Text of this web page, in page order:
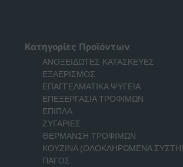
Κατηγορίες Προϊόντων
ΑΝΟΞΕΙΔΩΤΕΣ ΚΑΤΑΣΚΕΥΕΣ
ΕΞΑΕΡΙΣΜΟΣ
ΕΠΑΓΓΕΛΜΑΤΙΚΑ ΨΥΓΕΙΑ
ΕΠΕΞΕΡΓΑΣΙΑ ΤΡΟΦΙΜΩΝ
ΕΠΙΠΛΑ
ΖΥΓΑΡΙΕΣ
ΘΕΡΜΑΝΣΗ ΤΡΟΦΙΜΩΝ
ΚΟΥΖΙΝΑ (ΟΛΟΚΛΗΡΩΜΕΝΑ
ΠΑΓΟΣ